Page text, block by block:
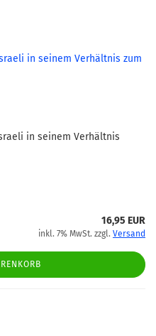
in seinem Verhältnis
16,95 EUR
inkl. 7% MwSt. zzgl. Versand